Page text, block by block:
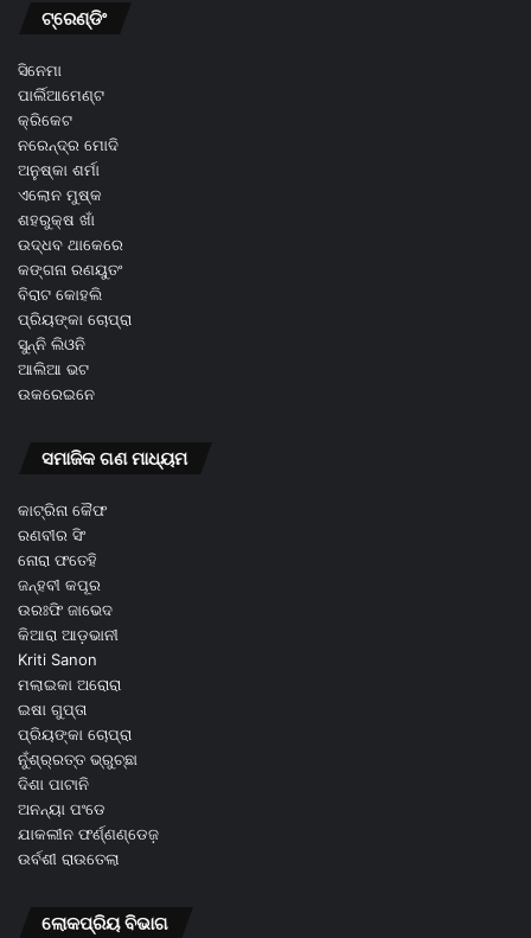
ଟ୍ରେଣ୍ଡିଂ
ସିନେମା
ପାର୍ଲିଆମେଣ୍ଟ
କ୍ରିକେଟ
ନରେନ୍ଦ୍ର ମୋଦି
ଅନୁଷ୍କା ଶର୍ମା
ଏଲୋନ ମୁଷ୍କ
ଶହରୁକ୍ଷ ଖାଁ
ଉଦ୍ଧବ ଥାକେରେ
କଙ୍ଗନା ରଣୟୁତଂ
ବିରାଟ କୋହଲି
ପ୍ରିୟଙ୍କା ଚୋପ୍ରା
ସୁନ୍ନି ଲିଓନି
ଆଲିଆ ଭଟ
ଉକରେଇନେ
ସମାଜିକ ଗଣ ମାଧ୍ୟମ
କାଟ୍ରିନା କୈଫ
ରଣବୀର ସିଂ
ନୋରା ଫତେହି
ଜନ୍ହବୀ କପୂର
ଉରଃଫି ଜାଭେଦ
କିଆରା ଆଡ଼ଭାନୀ
Kriti Sanon
ମଲାଇକା ଅରୋରା
ଇଷା ଗୁପ୍ତା
ପ୍ରିୟଙ୍କା ଚୋପ୍ରା
ନୁଁଶ୍ର୍ରତ୍ତ ଭ୍ରୁଚ୍ଛା
ଦିଶା ପାଟାନି
ଅନନ୍ୟା ପଂଡେ
ଯାକଲୀନ ଫର୍ଣ୍ଣଣ୍ଡେଜ଼
ଉର୍ବଶୀ ରାଉତେଲା
ଲୋକପ୍ରିୟ ବିଭାଗ